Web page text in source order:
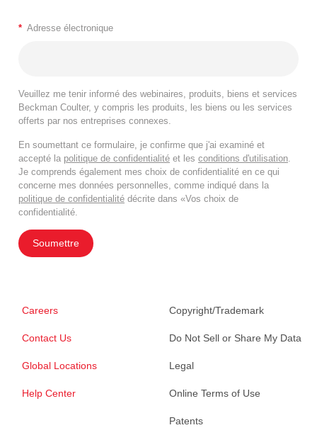
* Adresse électronique
Veuillez me tenir informé des webinaires, produits, biens et services
Beckman Coulter, y compris les produits, les biens ou les services
offerts par nos entreprises connexes.
En soumettant ce formulaire, je confirme que j'ai examiné et
accepté la politique de confidentialité et les conditions d'utilisation.
Je comprends également mes choix de confidentialité en ce qui
concerne mes données personnelles, comme indiqué dans la
politique de confidentialité décrite dans «Vos choix de
confidentialité.
Soumettre
Careers
Contact Us
Global Locations
Help Center
Copyright/Trademark
Do Not Sell or Share My Data
Legal
Online Terms of Use
Patents